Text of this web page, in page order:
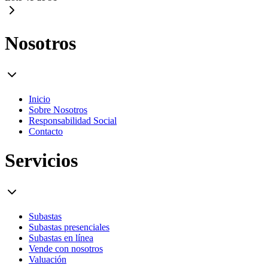
Nosotros
Inicio
Sobre Nosotros
Responsabilidad Social
Contacto
Servicios
Subastas
Subastas presenciales
Subastas en línea
Vende con nosotros
Valuación